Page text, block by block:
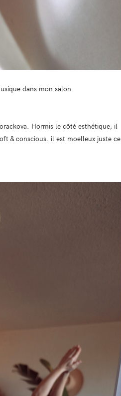
dans mon salon.
Hormis le côté esthétique, il
& conscious. il est moelleux juste ce